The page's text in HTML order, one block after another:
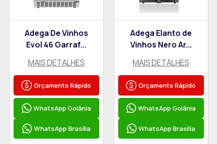
Adega De Vinhos
Evol 46 Garraf...
MAIS DETALHES
Orçamento Rápido
WhatsApp Goiânia
WhatsApp Brasília
Adega Elanto de
Vinhos Nero Ar...
MAIS DETALHES
Orçamento Rápido
WhatsApp Goiânia
WhatsApp Brasília